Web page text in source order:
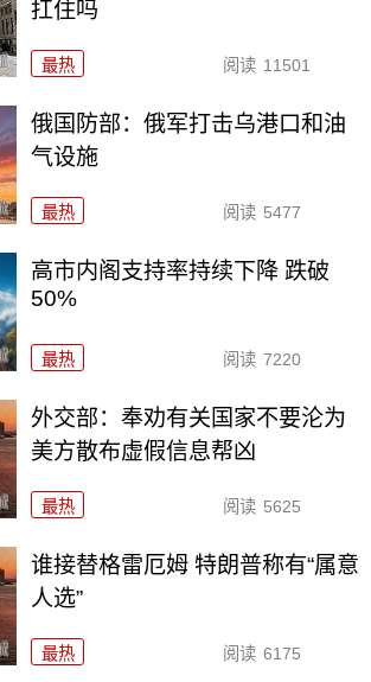
扛住吗
最热 阅读 11501
俄国防部：俄军打击乌港口和油
气设施
最热 阅读 5477
高市内阁支持率持续下降 跌破
50%
最热 阅读 7220
外交部：奉劝有关国家不要沦为
美方散布虚假信息帮凶
最热 阅读 5625
谁接替格雷厄姆 特朗普称有“属意
人选”
最热 阅读 6175